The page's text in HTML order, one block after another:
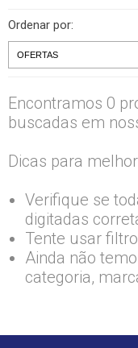
Ordenar por:
Encontramos 0
buscadas em
Dicas para
Verifique se
digitadas
Tente usar
Ainda não
categoria,